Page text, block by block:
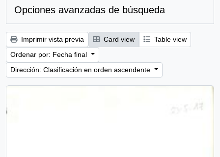
Opciones avanzadas de búsqueda
Imprimir vista previa Card view
Table view
Ordenar por: Fecha final
Dirección: Clasificación en orden ascendente